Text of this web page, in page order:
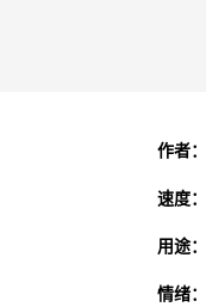
作者：
速度：
用途：
情绪：